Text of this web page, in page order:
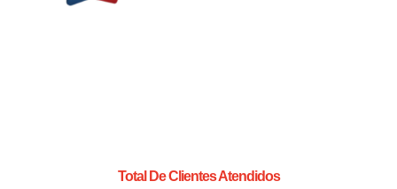
Total De Clientes Atendidos